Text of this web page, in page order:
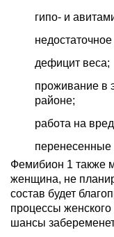
гипо- и
дефицит веса;
проживание в
районе;
работа на
Фемибион 1 также
женщина, не
состав будет
процессы
шансы